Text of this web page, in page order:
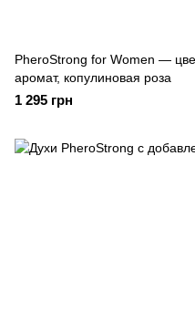
PheroStrong for Women —
аромат, копулиновая роза
1 295 грн